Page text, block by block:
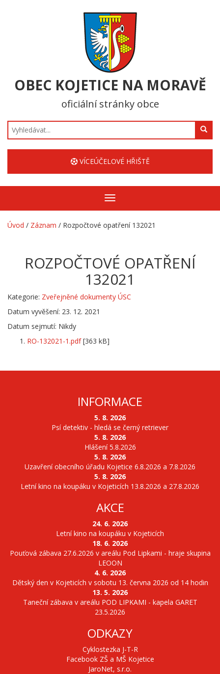
OBEC KOJETICE NA MORAVĚ
oficiální stránky obce
Hledat
VÍCEÚČELOVÉ HŘIŠTĚ
Zobrazit/skrýt
navigaci
Úvod / Záznam / Rozpočtové opatření 132021
ROZPOČTOVÉ OPATŘENÍ
132021
Kategorie: Zveřejněné dokumenty ÚSC
Datum vyvěšení: 23. 12. 2021
Datum sejmutí: Nikdy
RO-132021-1.pdf[363 kB]
INFORMACE
5. 8. 2026
Psí detektiv - hledá se černý retriever
5. 8. 2026
Hlášení 5.8.2026
5. 8. 2026
Uzavření obecního úřadu Kojetice 6.8.2026 a 7.8.2026
5. 8. 2026
Letní kino na koupáku v Kojeticích 13.8.2026 a 27.8.2026
AKCE
24. 6. 2026
Letní kino na koupáku v Kojeticích
18. 6. 2026
Pouťová zábava 27.6.2026 v areálu Pod Lipkami - hraje skupina
LEOON
4. 6. 2026
Dětský den v Kojeticích v sobotu 13. června 2026 od 14 hodin
13. 5. 2026
Taneční zábava v areálu POD LIPKAMI - kapela GARET
23.5.2026
ODKAZY
Cyklostezka J-T-R
Facebook ZŠ a MŠ Kojetice
JaroNet, s.r.o.